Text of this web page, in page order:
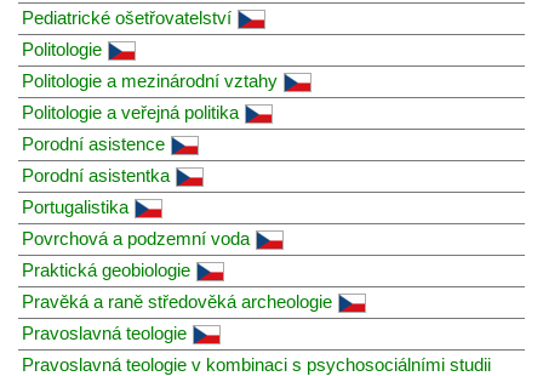
Pediatrické ošetřovatelství
Politologie
Politologie a mezinárodní vztahy
Politologie a veřejná politika
Porodní asistence
Porodní asistentka
Portugalistika
Povrchová a podzemní voda
Praktická geobiologie
Pravěká a raně středověká archeologie
Pravoslavná teologie
Pravoslavná teologie v kombinaci s psychosociálními studii